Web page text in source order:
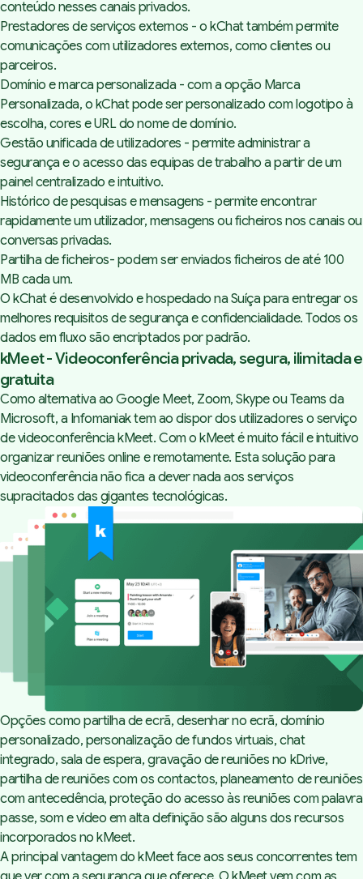
conteúdo nesses canais privados.
Prestadores de serviços externos - o kChat também permite
comunicações com utilizadores externos, como clientes ou
parceiros.
Domínio e marca personalizada - com a opção Marca
Personalizada, o kChat pode ser personalizado com logotipo à
escolha, cores e URL do nome de domínio.
Gestão unificada de utilizadores - permite administrar a
segurança e o acesso das equipas de trabalho a partir de um
painel centralizado e intuitivo.
Histórico de pesquisas e mensagens - permite encontrar
rapidamente um utilizador, mensagens ou ficheiros nos canais ou
conversas privadas.
Partilha de ficheiros- podem ser enviados ficheiros de até 100
MB cada um.
O kChat é desenvolvido e hospedado na Suíça para entregar os
melhores requisitos de segurança e confidencialidade. Todos os
dados em fluxo são encriptados por padrão.
kMeet - Videoconferência privada, segura, ilimitada e
gratuita
Como alternativa ao Google Meet, Zoom, Skype ou Teams da
Microsoft, a Infomaniak tem ao dispor dos utilizadores o serviço
de videoconferência kMeet. Com o kMeet é muito fácil e intuitivo
organizar reuniões online e remotamente. Esta solução para
videoconferência não fica a dever nada aos serviços
supracitados das gigantes tecnológicas.
Opções como partilha de ecrã, desenhar no ecrã, domínio
personalizado, personalização de fundos virtuais, chat
integrado, sala de espera, gravação de reuniões no kDrive,
partilha de reuniões com os contactos, planeamento de reuniões
com antecedência, proteção do acesso às reuniões com palavra
passe, som e vídeo em alta definição são alguns dos recursos
incorporados no kMeet.
A principal vantagem do kMeet face aos seus concorrentes tem